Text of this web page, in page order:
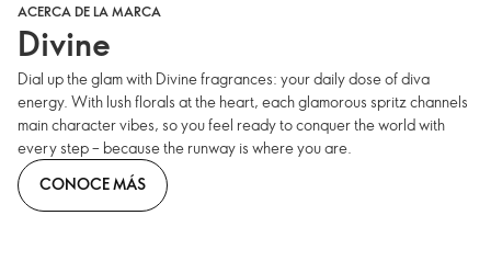
ACERCA DE LA MARCA
Divine
Dial up the glam with Divine fragrances: your daily dose of diva
energy. With lush florals at the heart, each glamorous spritz channels
main character vibes, so you feel ready to conquer the world with
every step – because the runway is where you are.
CONOCE MÁS